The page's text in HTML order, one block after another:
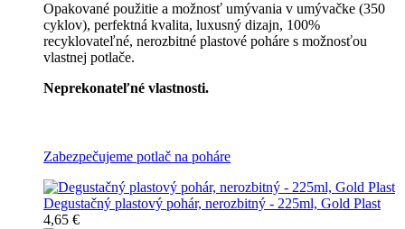
Opakované použitie a možnosť umývania v umývačke (350
cyklov), perfektná kvalita, luxusný dizajn, 100%
recyklovateľné, nerozbitné plastové poháre s možnosťou
vlastnej potlače.
Neprekonateľné vlastnosti.
Zabezpečujeme potlač na poháre
Degustačný plastový pohár, nerozbitný - 225ml, Gold Plast
4,65 €